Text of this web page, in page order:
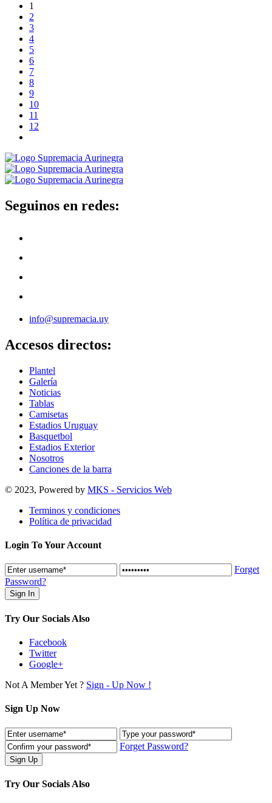
1
2
3
4
5
6
7
8
9
10
11
12
Seguinos en redes:
info@supremacia.uy
Accesos directos:
Plantel
Galería
Noticias
Tablas
Camisetas
Estadios Uruguay
Basquetbol
Estadios Exterior
Nosotros
Canciones de la barra
© 2023, Powered by MKS - Servicios Web
Terminos y condiciones
Política de privacidad
Login To Your Account
Forget
Password?
Try Our Socials Also
Facebook
Twitter
Google+
Not A Member Yet ? Sign - Up Now !
Sign Up Now
Forget Password?
Try Our Socials Also